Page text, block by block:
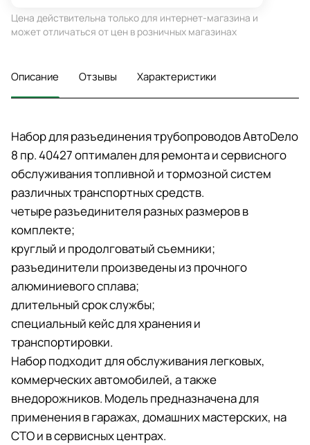
Цена действительна только для интернет-магазина и
может отличаться от цен в розничных магазинах
Описание Отзывы Характеристики
Набор для разъединения трубопроводов АвтоDело
8 пр. 40427 оптимален для ремонта и сервисного
обслуживания топливной и тормозной систем
различных транспортных средств.
четыре разъединителя разных размеров в
комплекте;
круглый и продолговатый съемники;
разъединители произведены из прочного
алюминиевого сплава;
длительный срок службы;
специальный кейс для хранения и
транспортировки.
Набор подходит для обслуживания легковых,
коммерческих автомобилей, а также
внедорожников. Модель предназначена для
применения в гаражах, домашних мастерских, на
СТО и в сервисных центрах.